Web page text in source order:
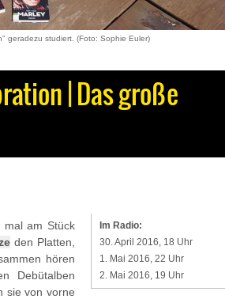
geradezu studiert. (Foto: Sophie Euler)
| Das große
Im Radio:
30. April 2016, 18 Uhr
1. Mai 2016, 22 Uhr
2. Mai 2016, 19 Uhr
mal am Stück
den Platten,
hören
Debütalben
sie von vorne